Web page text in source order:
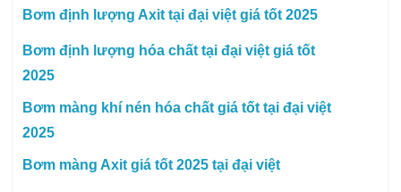
Bơm định lượng Axit tại đại việt giá tốt 2025
Bơm định lượng hóa chất tại đại việt giá tốt
2025
Bơm màng khí nén hóa chất giá tốt tại đại việt
2025
Bơm màng Axit giá tốt 2025 tại đại việt